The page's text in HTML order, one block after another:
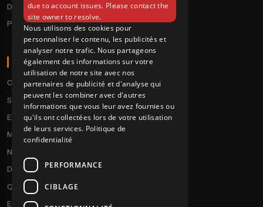
Drum'n'Bass/Raggajungle
Pre order
A PROPOS
Conditions
Service client
Expédition & retours
Modes de paiement
Notre programme de fidélité
Disques cadeaux
Qui sommes-nous ?
Envoyez vos démos
due to account issues. Please contact the
site owner to resolve.
Nous utilisons des cookies pour
personnaliser le contenu, les publicités et
analyser notre trafic. Nous partageons
également des informations sur votre
utilisation de notre site avec nos
partenaires de publicité et d'analyse qui
peuvent les combiner avec d'autres
informations que vous leur avez fournies ou
qu'ils ont collectées lors de votre utilisation
de leurs services. Politique de
confidentialité
PERFORMANCE
CIBLAGE